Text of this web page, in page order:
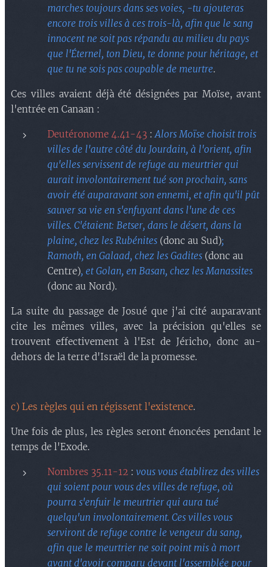
marches toujours dans ses voies, -tu ajouteras
encore trois villes à ces trois-là, afin que le sang
innocent ne soit pas répandu au milieu du pays
que l'Éternel, ton Dieu, te donne pour héritage, et
que tu ne sois pas coupable de meurtre.
Ces villes avaient déjà été désignées par Moïse, avant
l'entrée en Canaan :
Deutéronome 4.41-43 : Alors Moïse choisit trois
villes de l'autre côté du Jourdain, à l'orient, afin
qu'elles servissent de refuge au meurtrier qui
aurait involontairement tué son prochain, sans
avoir été auparavant son ennemi, et afin qu'il pût
sauver sa vie en s'enfuyant dans l'une de ces
villes. C'étaient: Betser, dans le désert, dans la
plaine, chez les Rubénites (donc au Sud);
Ramoth, en Galaad, chez les Gadites (donc au
Centre), et Golan, en Basan, chez les Manassites
(donc au Nord).
La suite du passage de Josué que j'ai cité auparavant
cite les mêmes villes, avec la précision qu'elles se
trouvent effectivement à l'Est de Jéricho, donc au-
dehors de la terre d'Israël de la promesse.
c) Les règles qui en régissent l'existence.
Une fois de plus, les règles seront énoncées pendant le
temps de l'Exode.
Nombres 35.11-12 : vous vous établirez des villes
qui soient pour vous des villes de refuge, où
pourra s'enfuir le meurtrier qui aura tué
quelqu'un involontairement. Ces villes vous
serviront de refuge contre le vengeur du sang,
afin que le meurtrier ne soit point mis à mort
avant d'avoir comparu devant l'assemblée pour